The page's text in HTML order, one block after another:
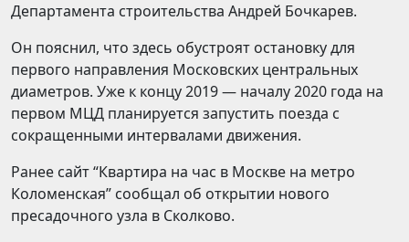
Департамента строительства Андрей Бочкарев.
Он пояснил, что здесь обустроят остановку для
первого направления Московских центральных
диаметров. Уже к концу 2019 — началу 2020 года на
первом МЦД планируется запустить поезда с
сокращенными интервалами движения.
Ранее сайт “Квартира на час в Москве на метро
Коломенская” сообщал об открытии нового
пресадочного узла в Сколково.